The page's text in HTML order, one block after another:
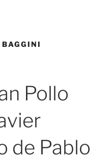
BAGGINI
Pollo
de Pablo